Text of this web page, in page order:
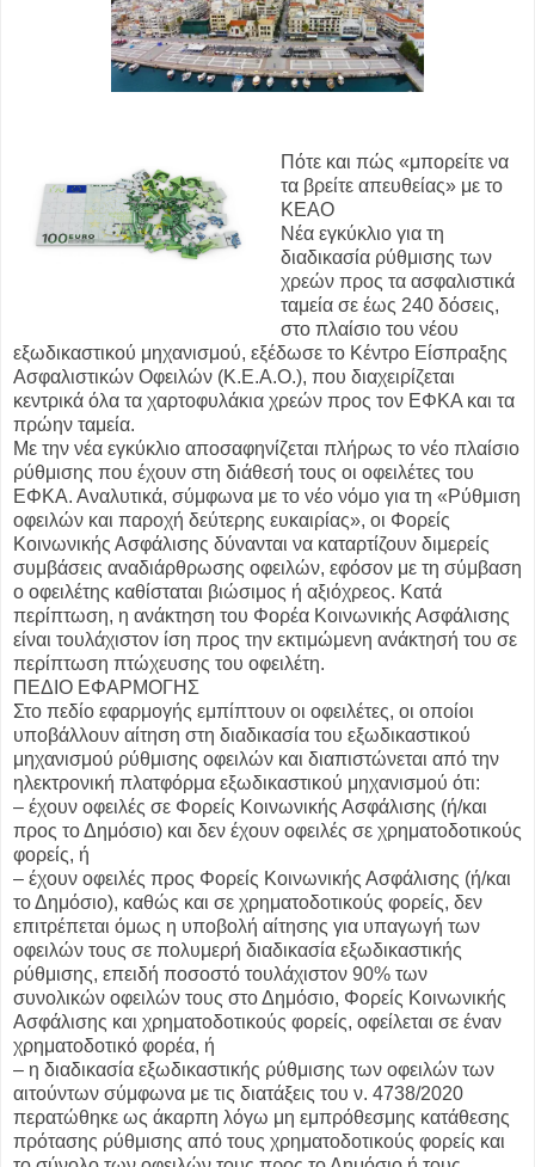
Πότε και πώς «μπορείτε να
τα βρείτε απευθείας» με το
ΚΕΑΟ
Νέα εγκύκλιο για τη
διαδικασία ρύθμισης των
χρεών προς τα ασφαλιστικά
ταμεία σε έως 240 δόσεις,
στο πλαίσιο του νέου
εξωδικαστικού μηχανισμού, εξέδωσε το Κέντρο Είσπραξης
Ασφαλιστικών Οφειλών (Κ.Ε.Α.Ο.), που διαχειρίζεται
κεντρικά όλα τα χαρτοφυλάκια χρεών προς τον ΕΦΚΑ και τα
πρώην ταμεία.
Με την νέα εγκύκλιο αποσαφηνίζεται πλήρως το νέο πλαίσιο
ρύθμισης που έχουν στη διάθεσή τους οι οφειλέτες του
ΕΦΚΑ. Αναλυτικά, σύμφωνα με το νέο νόμο για τη «Ρύθμιση
οφειλών και παροχή δεύτερης ευκαιρίας», οι Φορείς
Κοινωνικής Ασφάλισης δύνανται να καταρτίζουν διμερείς
συμβάσεις αναδιάρθρωσης οφειλών, εφόσον με τη σύμβαση
ο οφειλέτης καθίσταται βιώσιμος ή αξιόχρεος. Κατά
περίπτωση, η ανάκτηση του Φορέα Κοινωνικής Ασφάλισης
είναι τουλάχιστον ίση προς την εκτιμώμενη ανάκτησή του σε
περίπτωση πτώχευσης του οφειλέτη.
ΠΕΔΙΟ ΕΦΑΡΜΟΓΗΣ
Στο πεδίο εφαρμογής εμπίπτουν οι οφειλέτες, οι οποίοι
υποβάλλουν αίτηση στη διαδικασία του εξωδικαστικού
μηχανισμού ρύθμισης οφειλών και διαπιστώνεται από την
ηλεκτρονική πλατφόρμα εξωδικαστικού μηχανισμού ότι:
– έχουν οφειλές σε Φορείς Κοινωνικής Ασφάλισης (ή/και
προς το Δημόσιο) και δεν έχουν οφειλές σε χρηματοδοτικούς
φορείς, ή
– έχουν οφειλές προς Φορείς Κοινωνικής Ασφάλισης (ή/και
το Δημόσιο), καθώς και σε χρηματοδοτικούς φορείς, δεν
επιτρέπεται όμως η υποβολή αίτησης για υπαγωγή των
οφειλών τους σε πολυμερή διαδικασία εξωδικαστικής
ρύθμισης, επειδή ποσοστό τουλάχιστον 90% των
συνολικών οφειλών τους στο Δημόσιο, Φορείς Κοινωνικής
Ασφάλισης και χρηματοδοτικούς φορείς, οφείλεται σε έναν
χρηματοδοτικό φορέα, ή
– η διαδικασία εξωδικαστικής ρύθμισης των οφειλών των
αιτούντων σύμφωνα με τις διατάξεις του ν. 4738/2020
περατώθηκε ως άκαρπη λόγω μη εμπρόθεσμης κατάθεσης
πρότασης ρύθμισης από τους χρηματοδοτικούς φορείς και